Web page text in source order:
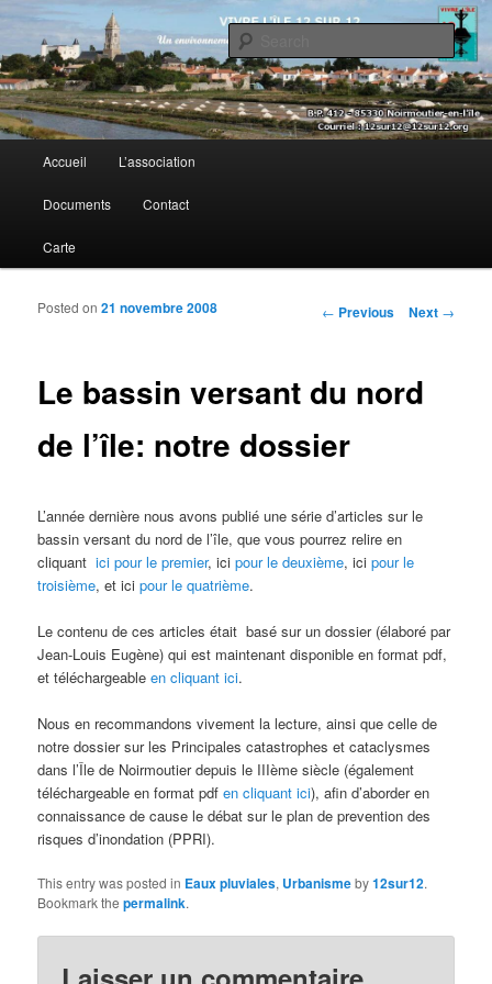
Vivre l’île 12 sur 12
Skip to primary content
Skip to secondary content
Accueil L’association
Documents Contact
Carte
Post navigation
← Previous Next →
Le bassin versant du nord
de l’île: notre dossier
Posted on21 novembre 2008
L’année dernière nous avons publié une série d’articles sur le
bassin versant du nord de l’île, que vous pourrez relire en
cliquantici pour le premier, icipour le deuxième, icipour le
troisième, et icipour le quatrième.
Le contenu de ces articles était basé sur un dossier (élaboré par
Jean-Louis Eugène) qui est maintenant disponible en format pdf,
et téléchargeableen cliquant ici.
Nous en recommandons vivement la lecture, ainsi que celle de
notre dossier sur les Principales catastrophes et cataclysmes
dans l’Île de Noirmoutier depuis le IIIème siècle (également
téléchargeable en format pdfen cliquant ici), afin d’aborder en
connaissance de cause le débat sur le plan de prevention des
risques d’inondation (PPRI).
This entry was posted in Eaux pluviales, Urbanismeby12sur12.
Bookmark thepermalink.